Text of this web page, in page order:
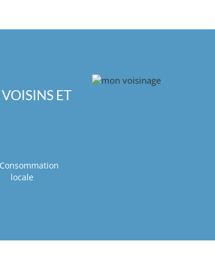
ET
Consommation
locale